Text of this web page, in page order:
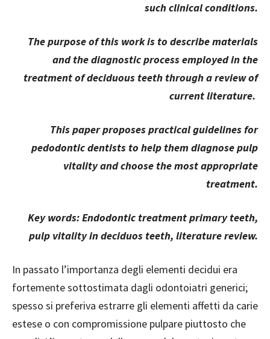
such clinical conditions.
The purpose of this work is to describe materials
and the diagnostic process employed in the
treatment of deciduous teeth through a review of
current literature.
This paper proposes practical guidelines for
pedodontic dentists to help them diagnose pulp
vitality and choose the most appropriate
treatment.
Key words: Endodontic treatment primary teeth,
pulp vitality in deciduos teeth, literature review.
In passato l’importanza degli elementi decidui era
fortemente sottostimata dagli odontoiatri generici;
spesso si preferiva estrarre gli elementi affetti da carie
estese o con compromissione pulpare piuttosto che